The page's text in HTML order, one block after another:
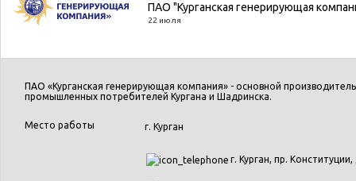
ПАО "Курганская генерирующая
22 июля
ПАО «Курганская генерирующая компания» - основной
промышленных потребителей Кургана и Шадринска.
Место работы г. Курган
г. Курган, пр.